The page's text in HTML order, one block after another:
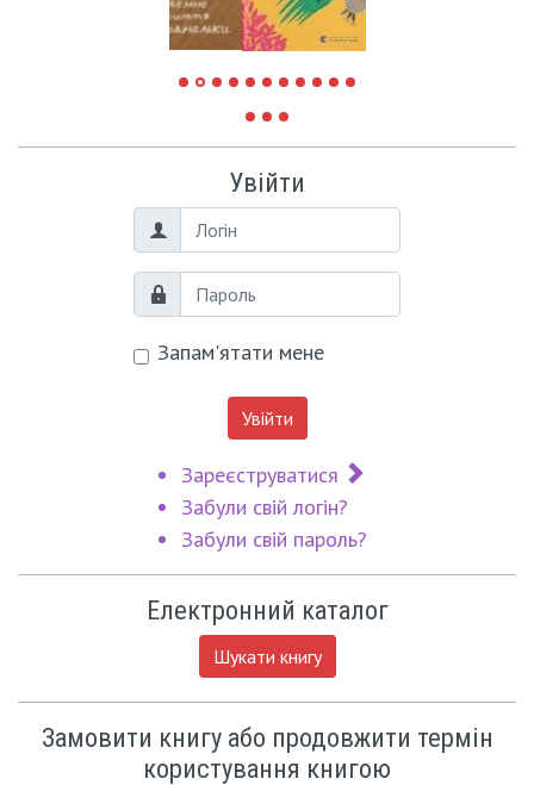
Увійти
Логін
Пароль
Запам'ятати мене
Увійти
Зареєструватися
Забули свій логін?
Забули свій пароль?
Електронний каталог
Шукати книгу
Замовити книгу або продовжити термін
користування книгою